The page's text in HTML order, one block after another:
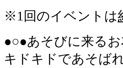
※1回のイベントは
●○●あそびに来る
キドキドであそば